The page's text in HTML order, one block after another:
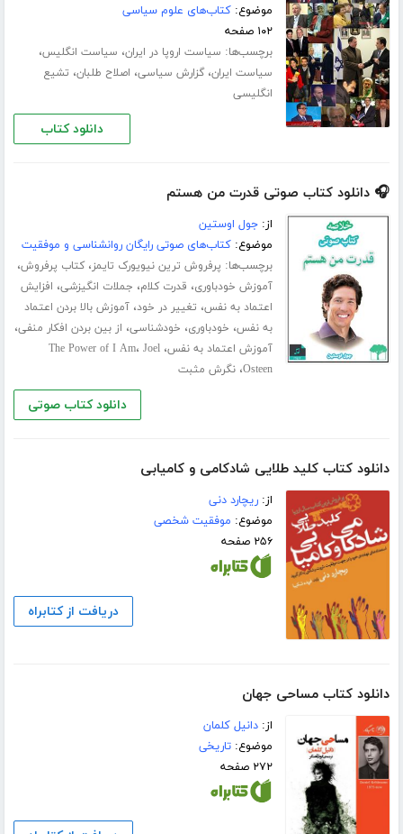
موضوع:کتاب‌های علوم سیاسی
۱۰۲ صفحه
برچسب‌ها: سیاست اروپا در ایران، سیاست انگلیس،
سیاست ایران،گزارش سیاسی، اصلاح طلبان، تشیع
انگلیسی
دانلود کتاب
🎧 دانلود کتاب صوتی قدرت من هستم
از:جول اوستین
موضوع:کتاب‌های صوتی رایگان روانشناسی و موفقیت
برچسب‌ها: پرفروش ترین نیویورک تایمز،کتاب پرفروش،
آموزش خودباوری، قدرت کلام، جملات انگیزشی، افزایش
اعتماد به نفس، تغییر در خود،آموزش بالا بردن اعتماد
به نفس، خودباوری، خودشناسی، از بین بردن افکار منفی،
آموزش اعتماد به نفس، The Power of I Am، Joel
Osteen،نگرش مثبت
دانلود کتاب صوتی
دانلود کتاب کلید طلایی شادکامی و کامیابی
از:ریچارد دنی
موضوع: موفقیت شخصی
۲۵۶ صفحه
دریافت از کتابراه
دانلود کتاب مساحی جهان
از:دانیل کلمان
موضوع:تاریخی
۲۷۲ صفحه